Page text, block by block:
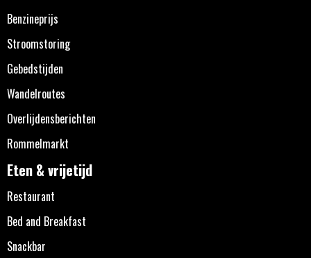
Benzineprijs
Stroomstoring
Gebedstijden
Wandelroutes
Overlijdensberichten
Rommelmarkt
Eten & vrijetijd
Restaurant
Bed and Breakfast
Snackbar